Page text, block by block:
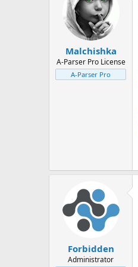
Malchishka
A-Parser Pro License
A-Parser Pro
Forbidden
Administrator